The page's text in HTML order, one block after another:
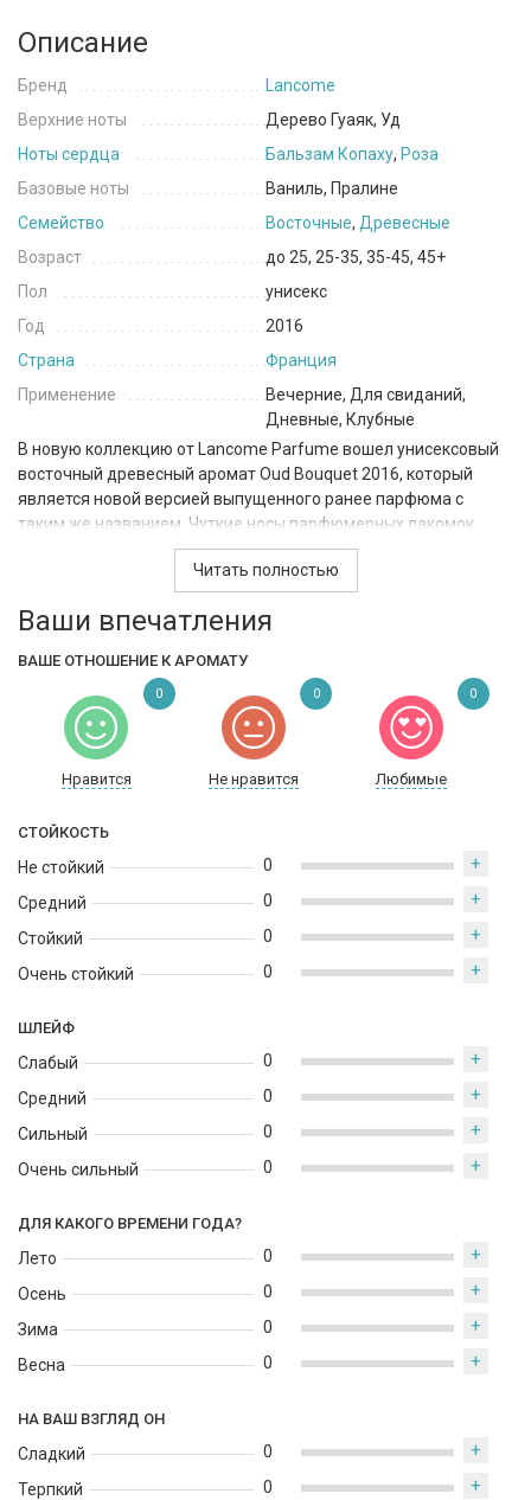
Описание
Бренд
Lancome
Верхние ноты
Дерево Гуаяк, Уд
Ноты сердца
Бальзам Копаху, Роза
Базовые ноты
Ваниль, Пралине
Семейство
Восточные, Древесные
Возраст
до 25, 25-35, 35-45, 45+
Пол
унисекс
Год
2016
Страна
Франция
Применение
Вечерние, Для свиданий,
Дневные, Клубные
В новую коллекцию от Lancome Parfume вошел унисексовый
восточный древесный аромат Oud Bouquet 2016, который
является новой версией выпущенного ранее парфюма с
таким же названием. Чуткие носы парфюмерных лакомок
моментально обнаружат отличия в звучании. Парфюмерная
пирамидка выстраивается из нот пряного шафрана, плавно
переходящего в сердце из нот бархатистых лепестков розы и
удового дерева. Завершается пирамида глубокими и теплыми
Читать полностью
Ваши впечатления
ВАШЕ ОТНОШЕНИЕ К АРОМАТУ
Нравится Не нравится Любимые
0 0 0
СТОЙКОСТЬ
Не стойкий
Средний
Стойкий
Очень стойкий
0 +
0 +
0 +
0 +
ШЛЕЙФ
Слабый
Средний
Сильный
Очень сильный
0 +
0 +
0 +
0 +
ДЛЯ КАКОГО ВРЕМЕНИ ГОДА?
Лето
Осень
Зима
Весна
0 +
0 +
0 +
0 +
НА ВАШ ВЗГЛЯД ОН
Сладкий
Терпкий
0 +
0 +